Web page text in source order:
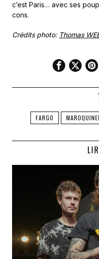
c’est Paris… avec ses
cons.
Crédits photo: Thomas
FARGO